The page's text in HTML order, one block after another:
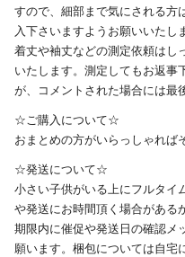
すので、細部まで気にされる方
入下さいますようお願いいたし
着丈や袖丈などの測定依頼はし
いたします。測定してもお返事
が、コメントされた場合には最
☆ご購入について☆
おまとめの方がいらっしゃれば
☆発送について☆
小さい子供がいる上にフルタイ
や発送にお時間頂く場合がある
期限内に催促や発送日の確認メ
願います。梱包については自宅